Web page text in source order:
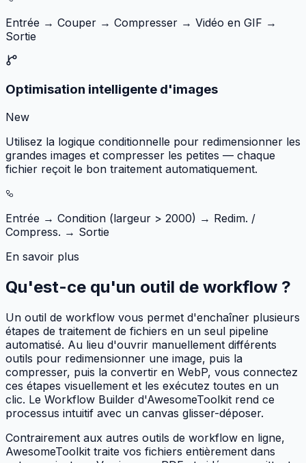
Entrée → Couper → Compresser → Vidéo en GIF →
Sortie
Optimisation intelligente d'images
New
Utilisez la logique conditionnelle pour redimensionner les
grandes images et compresser les petites — chaque
fichier reçoit le bon traitement automatiquement.
Entrée → Condition (largeur > 2000) → Redim. /
Compress. → Sortie
En savoir plus
Qu'est-ce qu'un outil de workflow ?
Un outil de workflow vous permet d'enchaîner plusieurs
étapes de traitement de fichiers en un seul pipeline
automatisé. Au lieu d'ouvrir manuellement différents
outils pour redimensionner une image, puis la
compresser, puis la convertir en WebP, vous connectez
ces étapes visuellement et les exécutez toutes en un
clic. Le Workflow Builder d'AwesomeToolkit rend ce
processus intuitif avec un canvas glisser-déposer.
Contrairement aux autres outils de workflow en ligne,
AwesomeToolkit traite vos fichiers entièrement dans